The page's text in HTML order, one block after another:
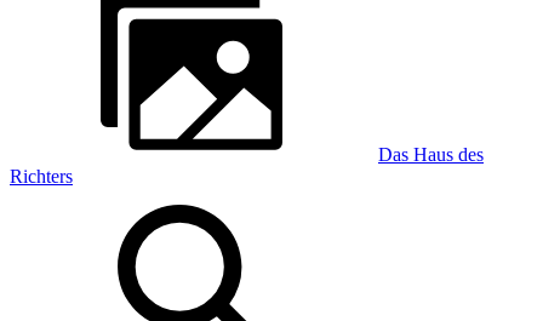
Das Haus des
Richters